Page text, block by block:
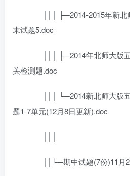
│││ ├─2014-2015年新北
末试题5.doc
│││ ├─2014年北师大版五
关检测题.doc
│││ └─2014新北师大版五
题1-7单元(12月8日更新).doc
││└─期中试题(7份)11月